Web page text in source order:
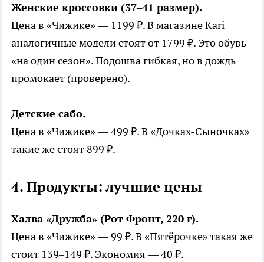
Женские кроссовки (37–41 размер).
Цена в «Чижике» — 1199 ₽. В магазине Kari
аналогичные модели стоят от 1799 ₽. Это обувь
«на один сезон». Подошва гибкая, но в дождь
промокает (проверено).
Детские сабо.
Цена в «Чижике» — 499 ₽. В «Дочках-Сыночках»
такие же стоят 899 ₽.
4. Продукты: лучшие цены
Халва «Дружба» (Рот Фронт, 220 г).
Цена в «Чижике» — 99 ₽. В «Пятёрочке» такая же
стоит 139–149 ₽. Экономия — 40 ₽.